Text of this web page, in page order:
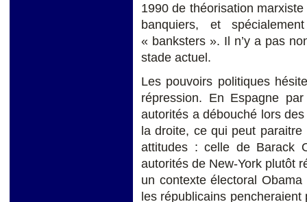
1990 de théorisation
banquiers, et
« banksters ». Il n’y a pas
stade actuel.
Les pouvoirs politiques
répression. En Espagne
autorités a débouché lors
la droite, ce qui peut
attitudes : celle de Barack
autorités de New-York plutôt
un contexte électoral
les républicains